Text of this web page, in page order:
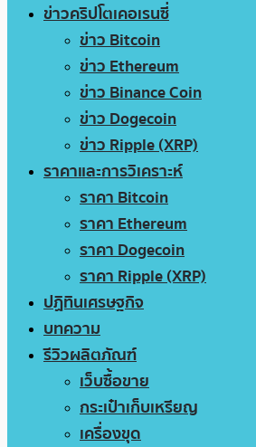
ข่าวคริปโตเคอเรนซี่
ข่าว Bitcoin
ข่าว Ethereum
ข่าว Binance Coin
ข่าว Dogecoin
ข่าว Ripple (XRP)
ราคาและการวิเคราะห์
ราคา Bitcoin
ราคา Ethereum
ราคา Dogecoin
ราคา Ripple (XRP)
ปฏิทินเศรษฐกิจ
บทความ
รีวิวผลิตภัณฑ์
เว็บซื้อขาย
กระเป๋าเก็บเหรียญ
เครื่องขุด